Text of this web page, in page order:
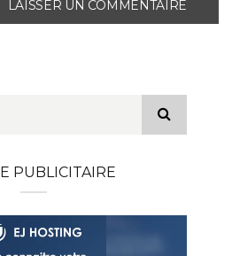
PUBLICITAIRE
Lecteur